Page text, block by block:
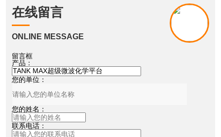
在线留言
ONLINE MESSAGE
留言框
产品：
您的单位：
您的姓名：
联系电话：